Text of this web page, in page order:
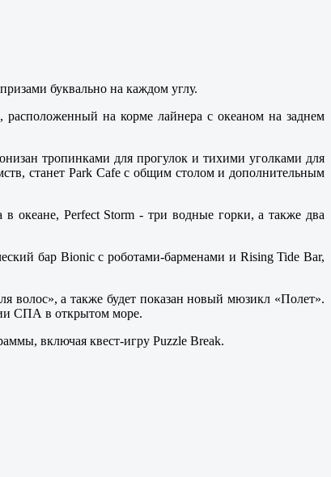
буквально на каждом углу.
расположенный на корме лайнера с океаном на заднем
тропинками для прогулок и тихими уголками для
станет Park Cafе с общим столом и дополнительным
океане, Perfect Storm - три водные горки, а также два
бар Bionic с роботами-барменами и Rising Tide Bar,
волос», а также будет показан новый мюзикл «Полет».
СПА в открытом море.
включая квест-игру Puzzle Break.